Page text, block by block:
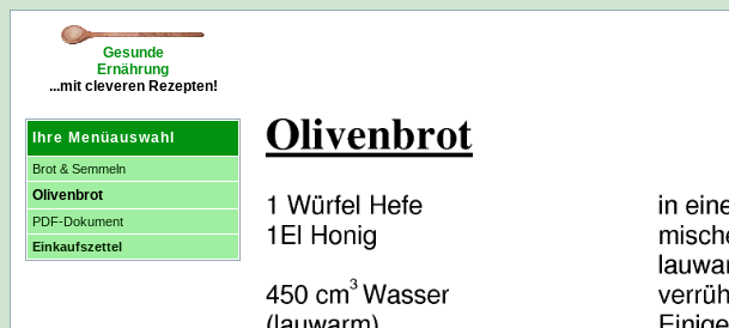
Gesunde
Ernährung
...mit cleveren Rezepten!
Ihre Menüauswahl
Brot & Semmeln
Olivenbrot
PDF-Dokument
Einkaufszettel